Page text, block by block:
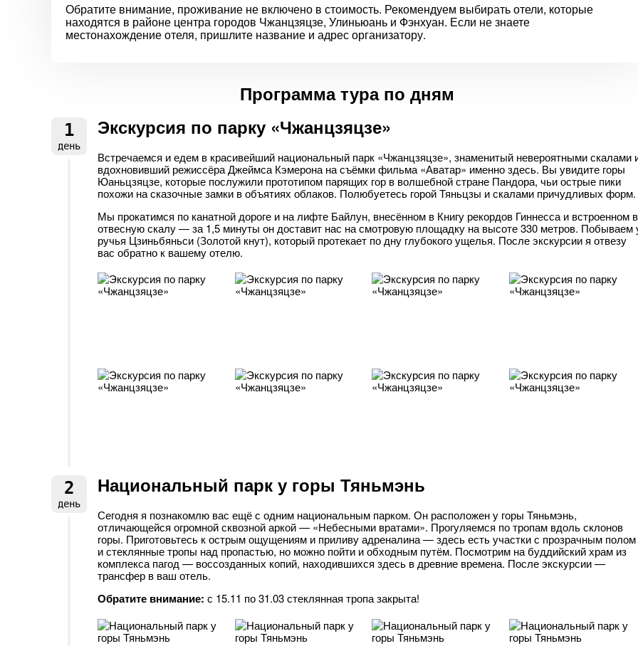
Обратите внимание, проживание не включено в стоимость. Рекомендуем выбирать отели, которые
находятся в районе центра городов Чжанцзяцзе, Улиньюань и Фэнхуан. Если не знаете
местонахождение отеля, пришлите название и адрес организатору.
Программа тура по дням
1
день
Экскурсия по парку «Чжанцзяцзе»
Встречаемся и едем в красивейший национальный парк «Чжанцзяцзе», знаменитый невероятными скалами
вдохновивший режиссёра Джеймса Кэмерона на съёмки фильма «Аватар» именно здесь. Вы увидите горы
Юаньцзяцзе, которые послужили прототипом парящих гор в волшебной стране Пандора, чьи острые пики
похожи на сказочные замки в объятиях облаков. Полюбуетесь горой Тяньцзы и скалами причудливых форм.
Мы прокатимся по канатной дороге и на лифте Байлун, внесённом в Книгу рекордов Гиннесса и встроенном в
отвесную скалу — за 1,5 минуты он доставит нас на смотровую площадку на высоте 330 метров. Побываем
ручья Цзиньбяньси (Золотой кнут), который протекает по дну глубокого ущелья. После экскурсии я отвезу
вас обратно к вашему отелю.
2
день
Национальный парк у горы Тяньмэнь
Сегодня я познакомлю вас ещё с одним национальным парком. Он расположен у горы Тяньмэнь,
отличающейся огромной сквозной аркой — «Небесными вратами». Прогуляемся по тропам вдоль склонов
горы. Приготовьтесь к острым ощущениям и приливу адреналина — здесь есть участки с прозрачным полом
и стеклянные тропы над пропастью, но можно пойти и обходным путём. Посмотрим на буддийский храм из
комплекса пагод — воссозданных копий, находившихся здесь в древние времена. После экскурсии —
трансфер в ваш отель.
Обратите внимание: с 15.11 по 31.03 стеклянная тропа закрыта!